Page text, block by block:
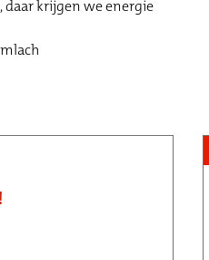
krijgen we energie